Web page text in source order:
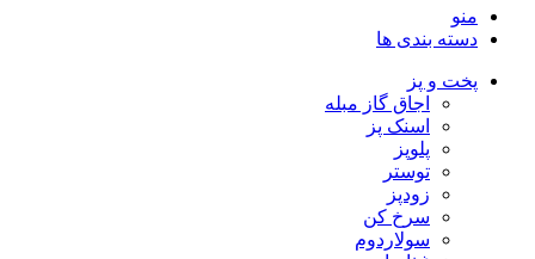
منو
دسته بندی ها
پخت و پز
اجاق گاز مبله
اسنک پز
پلوپز
توستر
زودپز
سرخ کن
سولاردوم